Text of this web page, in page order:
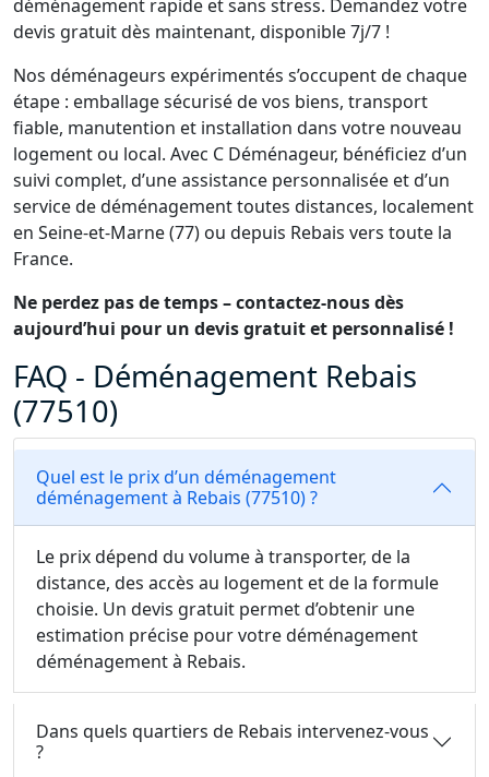
déménagement rapide et sans stress. Demandez votre
devis gratuit dès maintenant, disponible 7j/7 !
Nos déménageurs expérimentés s’occupent de chaque
étape : emballage sécurisé de vos biens, transport
fiable, manutention et installation dans votre nouveau
logement ou local. Avec C Déménageur, bénéficiez d’un
suivi complet, d’une assistance personnalisée et d’un
service de déménagement toutes distances, localement
en Seine-et-Marne (77) ou depuis Rebais vers toute la
France.
Ne perdez pas de temps – contactez-nous dès
aujourd’hui pour un devis gratuit et personnalisé !
FAQ - Déménagement Rebais
(77510)
Quel est le prix d’un déménagement
déménagement à Rebais (77510) ?
Le prix dépend du volume à transporter, de la
distance, des accès au logement et de la formule
choisie. Un devis gratuit permet d’obtenir une
estimation précise pour votre déménagement
déménagement à Rebais.
Dans quels quartiers de Rebais intervenez-vous
?